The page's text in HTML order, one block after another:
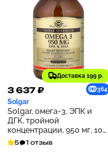
Доставка 199 р.
3 637 ₽ 364
Solgar
Solgar, омега-3, ЭПК и
ДГК, тройной
концентрации, 950 мг, 100
капсул
5 1 отзыв